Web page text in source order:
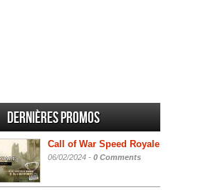
Dernières promos
Call of War Speed Royale
06/02/2024 - 0 Comments